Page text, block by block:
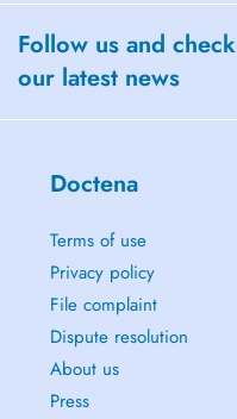
Follow us and check
our latest news
Doctena
Terms of use
Privacy policy
File complaint
Dispute resolution
About us
Press